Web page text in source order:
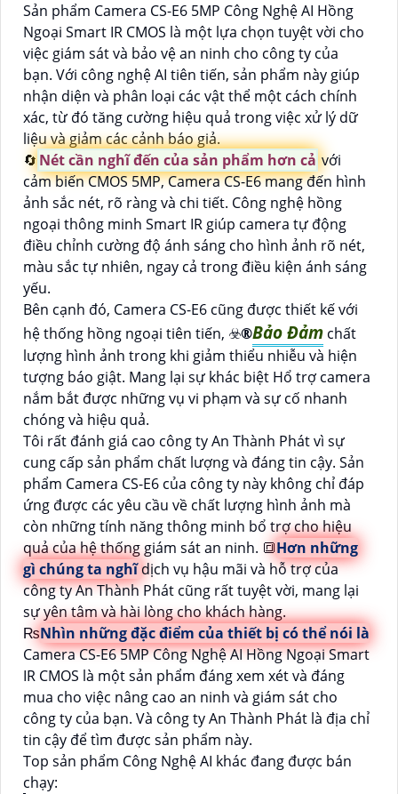
Sản phẩm Camera CS-E6 5MP Công Nghệ AI Hồng
Ngoại Smart IR CMOS là một lựa chọn tuyệt vời cho
việc giám sát và bảo vệ an ninh cho công ty của
bạn. Với công nghệ AI tiên tiến, sản phẩm này giúp
nhận diện và phân loại các vật thể một cách chính
xác, từ đó tăng cường hiệu quả trong việc xử lý dữ
liệu và giảm các cảnh báo giả.
🔄 Nét cần nghĩ đến của sản phẩm hơn cả với
cảm biến CMOS 5MP, Camera CS-E6 mang đến hình
ảnh sắc nét, rõ ràng và chi tiết. Công nghệ hồng
ngoại thông minh Smart IR giúp camera tự động
điều chỉnh cường độ ánh sáng cho hình ảnh rõ nét,
màu sắc tự nhiên, ngay cả trong điều kiện ánh sáng
yếu.
Bên cạnh đó, Camera CS-E6 cũng được thiết kế với
hệ thống hồng ngoại tiên tiến, ☣️®️Bảo Đảm chất
lượng hình ảnh trong khi giảm thiểu nhiễu và hiện
tượng báo giật. Mang lại sự khác biệt Hổ trợ camera
nắm bắt được những vụ vi phạm và sự cố nhanh
chóng và hiệu quả.
Tôi rất đánh giá cao công ty An Thành Phát vì sự
cung cấp sản phẩm chất lượng và đáng tin cậy. Sản
phẩm Camera CS-E6 của công ty này không chỉ đáp
ứng được các yêu cầu về chất lượng hình ảnh mà
còn những tính năng thông minh bổ trợ cho hiệu
quả của hệ thống giám sát an ninh. 🔳Hơn những
gì chúng ta nghĩdịch vụ hậu mãi và hỗ trợ của
công ty An Thành Phát cũng rất tuyệt vời, mang lại
sự yên tâm và hài lòng cho khách hàng.
₨Nhìn những đặc điểm của thiết bị có thể nói là
Camera CS-E6 5MP Công Nghệ AI Hồng Ngoại Smart
IR CMOS là một sản phẩm đáng xem xét và đáng
mua cho việc nâng cao an ninh và giám sát cho
công ty của bạn. Và công ty An Thành Phát là địa chỉ
tin cậy để tìm được sản phẩm này.
Top sản phẩm Công Nghệ AI khác đang được bán
chạy: